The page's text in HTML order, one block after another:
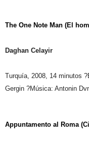
The One Note Man (El
Daghan Celayir
Turquía, 2008, 14 minutos
Gergin ?Música: Antonin
Appuntamento al Roma